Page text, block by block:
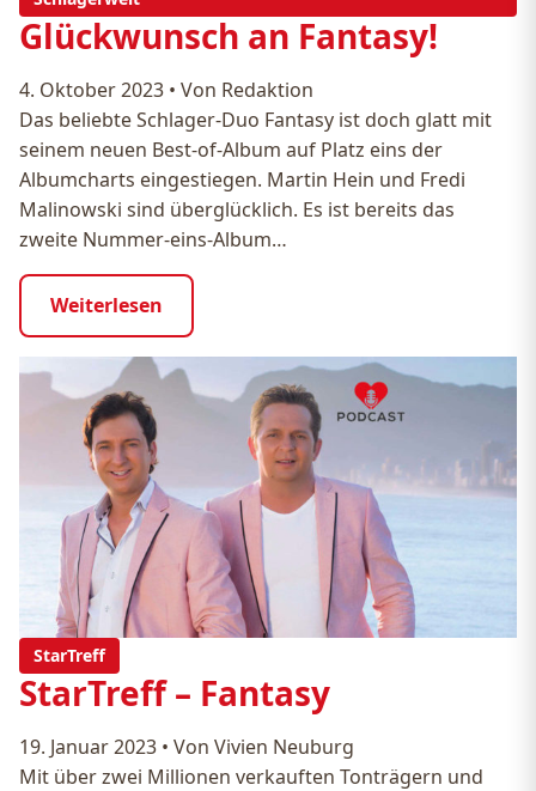
Glückwunsch an Fantasy!
4. Oktober 2023 • Von Redaktion
Das beliebte Schlager-Duo Fantasy ist doch glatt mit
seinem neuen Best-of-Album auf Platz eins der
Albumcharts eingestiegen. Martin Hein und Fredi
Malinowski sind überglücklich. Es ist bereits das
zweite Nummer-eins-Album…
Weiterlesen
StarTreff
StarTreff – Fantasy
19. Januar 2023 • Von Vivien Neuburg
Mit über zwei Millionen verkauften Tonträgern und